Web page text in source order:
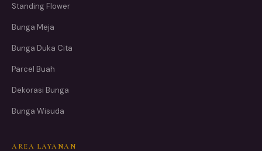
Standing Flower
Bunga Meja
Bunga Duka Cita
Parcel Buah
Dekorasi Bunga
Bunga Wisuda
AREA LAYANAN